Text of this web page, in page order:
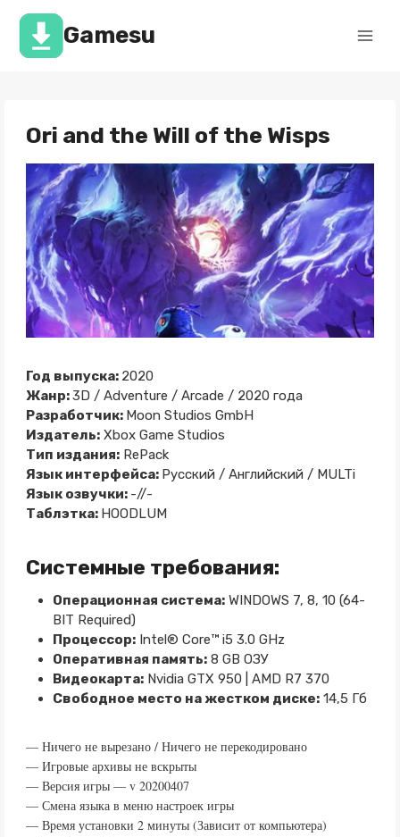
Перейти
содержимомуGamesu
Ori and the Will of the Wisps
Год выпуска: 2020
Жанр:3D / Adventure / Arcade / 2020 года
Разработчик: Moon Studios GmbH
Издатель:Xbox Game Studios
Тип издания:RePack
Язык интерфейса: Русский / Английский / MULTi
Язык озвучки: -//-
Таблэтка: HOODLUM
Системные требования:
Операционная система:WINDOWS 7, 8, 10 (64-
BIT Required)
Процессор:Intel® Core™ i5 3.0 GHz
Оперативная память:8 GB ОЗУ
Видеокарта:Nvidia GTX 950 | AMD R7 370
Свободное место на жестком диске:14,5 Гб
— Ничего не вырезано / Ничего не перекодировано
— Игровые архивы не вскрыты
— Версия игры — v 20200407
— Смена языка в меню настроек игры
— Время установки 2 минуты (Зависит от компьютера)